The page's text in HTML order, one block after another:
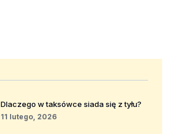
Dlaczego w taksówce siada się z tyłu?
11 lutego, 2026